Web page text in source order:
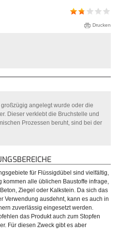
Drucken
angelegt wurde oder die
Dieser verklebt die Bruchstelle und
Prozessen beruht, sind bei der
für Flüssigdübel sind vielfältig,
kommen alle üblichen Baustoffe infrage,
Ziegel oder Kalkstein. Da sich das
Verwendung ausdehnt, kann es auch in
zuverlässig eingesetzt werden.
das Produkt auch zum Stopfen
Für diesen Zweck gibt es aber